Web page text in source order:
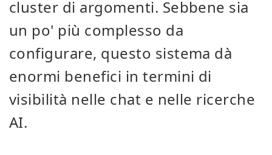
cluster di argomenti. Sebbene sia
un po' più complesso da
configurare, questo sistema dà
enormi benefici in termini di
visibilità nelle chat e nelle ricerche
AI.